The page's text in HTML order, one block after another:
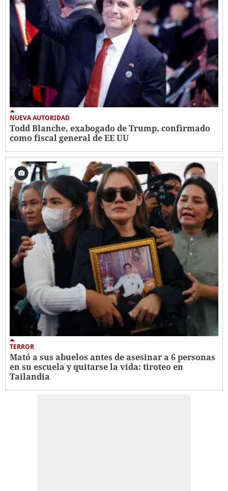
NUEVA AUTORIDAD
Todd Blanche, exabogado de Trump, confirmado
como fiscal general de EE UU
TERROR
Mató a sus abuelos antes de asesinar a 6 personas
en su escuela y quitarse la vida: tiroteo en
Tailandia